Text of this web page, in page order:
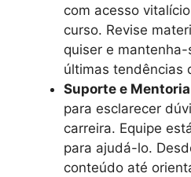
com acesso
curso. Revise
quiser e
últimas tendências
Suporte e
para esclarecer
carreira. Equipe
para ajudá-lo.
conteúdo até